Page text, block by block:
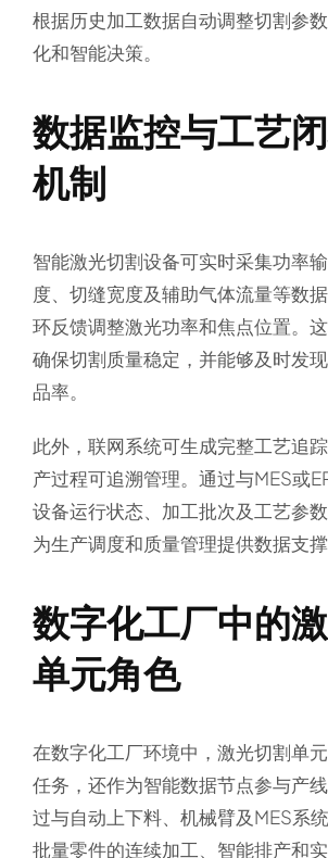
根据历史加工数据自动调整切割参
化和智能决策。
数据监控与工艺
机制
智能激光切割设备可实时采集功率
度、切缝宽度及辅助气体流量等数
环反馈调整激光功率和焦点位置。
确保切割质量稳定，并能够及时发
品率。
此外，联网系统可生成完整工艺追
产过程可追溯管理。通过与MES或
设备运行状态、加工批次及工艺参
为生产调度和质量管理提供数据支撑
数字化工厂中的
单元角色
在数字化工厂环境中，激光切割单
任务，还作为智能数据节点参与产
过与自动上下料、机械臂及MES系
批量零件的连续加工、智能排产和实